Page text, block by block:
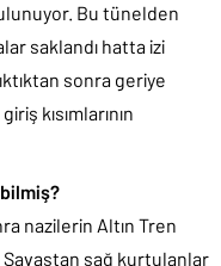
Bu tünelden
saklandı hatta izi
sonra geriye
kısımlarının
nazilerin Altın Tren
Savaştan sağ kurtulanlar